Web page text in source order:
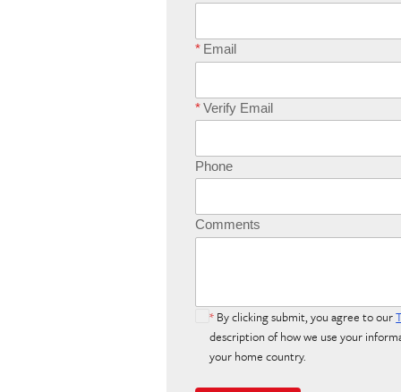
* Email
*Verify Email
Phone
Comments
* By clicking submit, you agree to our
description of how we use your
your home country.